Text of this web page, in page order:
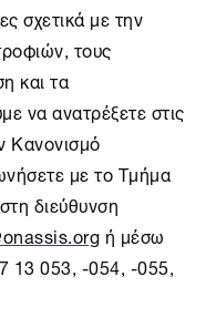
σχετικά με την
τους
και τα
να ανατρέξετε στις
Κανονισμό
με το Τμήμα
διεύθυνση
ή μέσω
13 053, -054, -055,